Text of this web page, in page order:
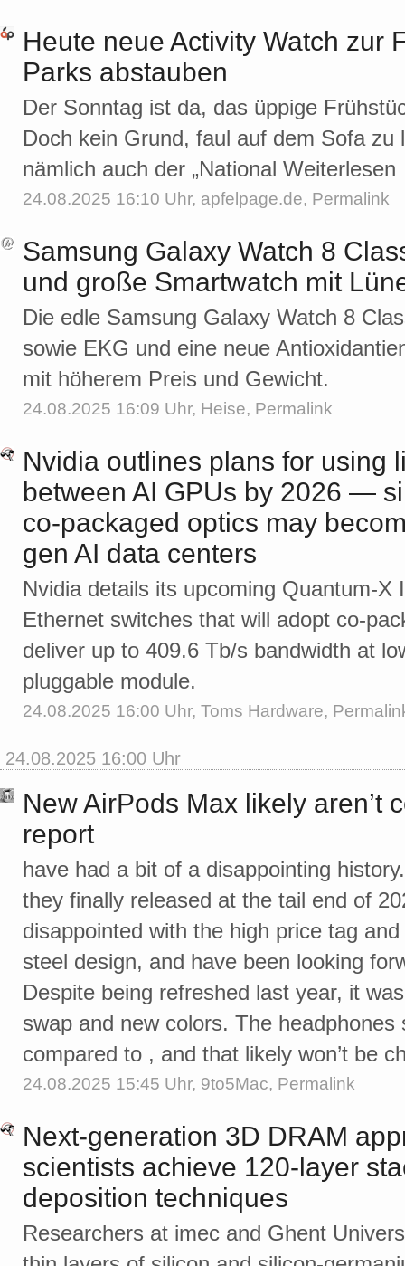
Heute neue Activity Watch zur
Parks abstauben
Der Sonntag ist da, das üppige
Doch kein Grund, faul auf dem Sofa zu
nämlich auch der „National Weiterlesen
24.08.2025 16:10 Uhr, apfelpage.de, Permalink
Samsung Galaxy Watch 8
und große Smartwatch mit
Die edle Samsung Galaxy Watch 8
sowie EKG und eine neue
mit höherem Preis und Gewicht.
24.08.2025 16:09 Uhr, Heise, Permalink
Nvidia outlines plans for using
between AI GPUs by 2026 —
co-packaged optics may
gen AI data centers
Nvidia details its upcoming Quantum-X
Ethernet switches that will adopt co-
deliver up to 409.6 Tb/s bandwidth at
pluggable module.
24.08.2025 16:00 Uhr, Toms Hardware,
24.08.2025 16:00 Uhr
New AirPods Max likely aren’t
report
have had a bit of a disappointing
they finally released at the tail end of
disappointed with the high price tag
steel design, and have been looking
Despite being refreshed last year, it
swap and new colors. The headphones
compared to , and that likely won’t be
24.08.2025 15:45 Uhr, 9to5Mac, Permalink
Next-generation 3D DRAM
scientists achieve 120-layer
deposition techniques
Researchers at imec and Ghent